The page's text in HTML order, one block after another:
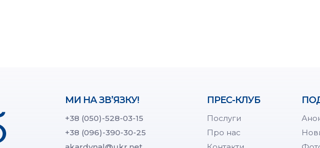
МИ НА ЗВ’ЯЗКУ!
+38 (050)-528-03-15
+38 (096)-390-30-25
ПРЕС-КЛУБ
Послуги
Про нас